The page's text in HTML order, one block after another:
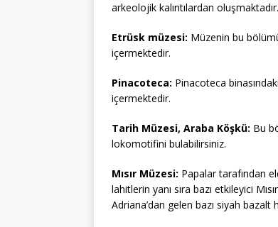
arkeolojik kalıntılardan oluşmaktadır.
Etrüsk müzesi: Müzenin bu
içermektedir.
Pinacoteca: Pinacoteca
içermektedir.
Tarih Müzesi, Araba Köşkü: Bu
lokomotifini bulabilirsiniz.
Mısır Müzesi: Papalar tarafından
lahitlerin yanı sıra bazı etkileyici
Adriana’dan gelen bazı siyah bazalt